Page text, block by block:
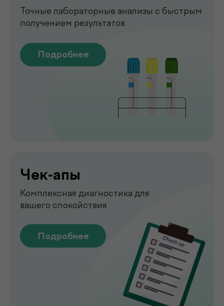
Рентген
Быстрая и точная диагностика состояния
костей и внутренних органов
Узи
УЗИ-обследование для быстрой
Подробнее